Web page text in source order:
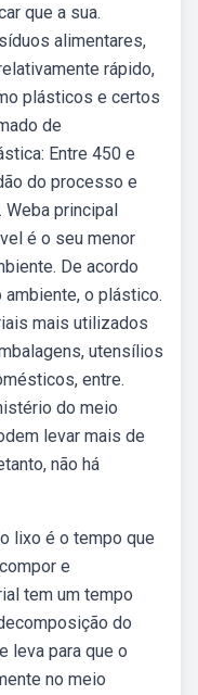
que a sua.
alimentares,
rápido,
plásticos e certos
de
Entre 450 e
do processo e
principal
é o seu menor
De acordo
o plástico.
mais utilizados
utensílios
entre.
do meio
levar mais de
não há
lixo é o tempo que
e
tem um tempo
do
leva para que o
no meio